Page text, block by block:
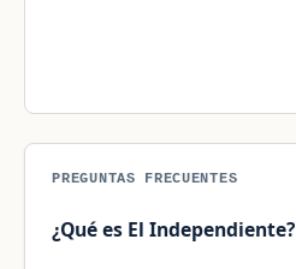
PREGUNTAS FRECUENTES
¿Qué es El Independiente?